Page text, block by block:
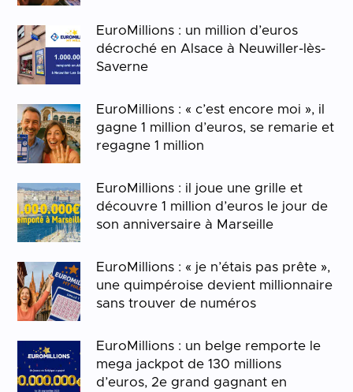
EuroMillions : un million d’euros
décroché en Alsace à Neuwiller-lès-
Saverne
EuroMillions : « c’est encore moi », il
gagne 1 million d’euros, se remarie et
regagne 1 million
EuroMillions : il joue une grille et
découvre 1 million d’euros le jour de
son anniversaire à Marseille
EuroMillions : « je n’étais pas prête »,
une quimpéroise devient millionnaire
sans trouver de numéros
EuroMillions : un belge remporte le
mega jackpot de 130 millions
d’euros, 2e grand gagnant en